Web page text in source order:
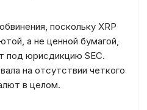
поскольку XRP
а не ценной бумагой,
под юрисдикцию SEC.
на отсутствии четкого
в целом.​